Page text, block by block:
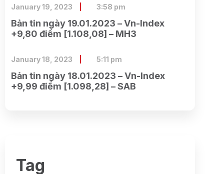
Bản tin ngày 19.01.2023 – Vn-Index
+9,80 điểm [1.108,08] – MH3
January 19, 2023 3:58 pm
Bản tin ngày 18.01.2023 – Vn-Index
+9,99 điểm [1.098,28] – SAB
January 18, 2023 5:11 pm
Tag